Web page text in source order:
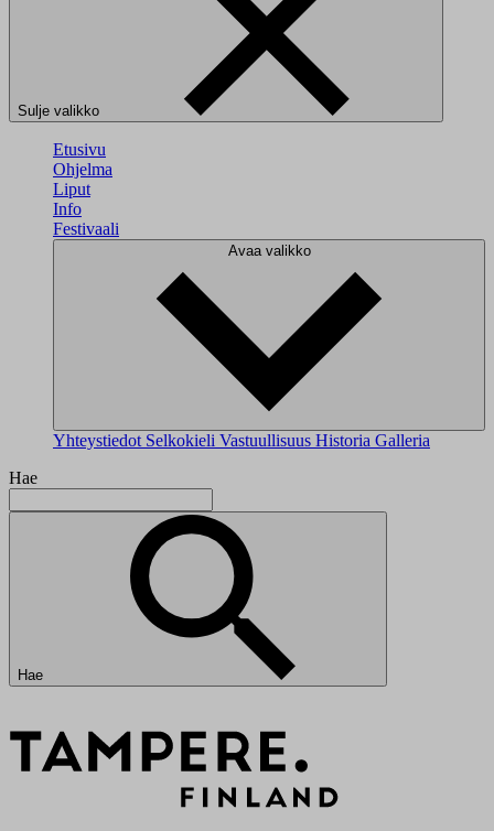
Sulje valikko
Etusivu
Ohjelma
Liput
Info
Festivaali
Avaa valikko
Yhteystiedot Selkokieli Vastuullisuus Historia Galleria
Hae
Hae